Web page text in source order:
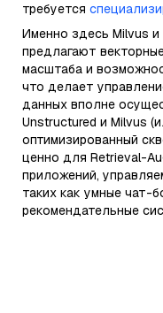
требуется
Именно здесь Milvus
предлагают
масштаба и
что делает
данных вполне
Unstructured и Milvus
оптимизированный
ценно для Retrieval-
приложений,
таких как умные чат-
рекомендательные